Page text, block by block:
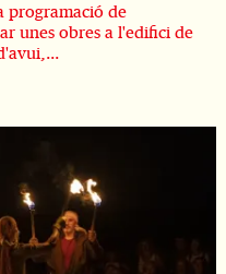
programació de
unes obres a l'edifici de